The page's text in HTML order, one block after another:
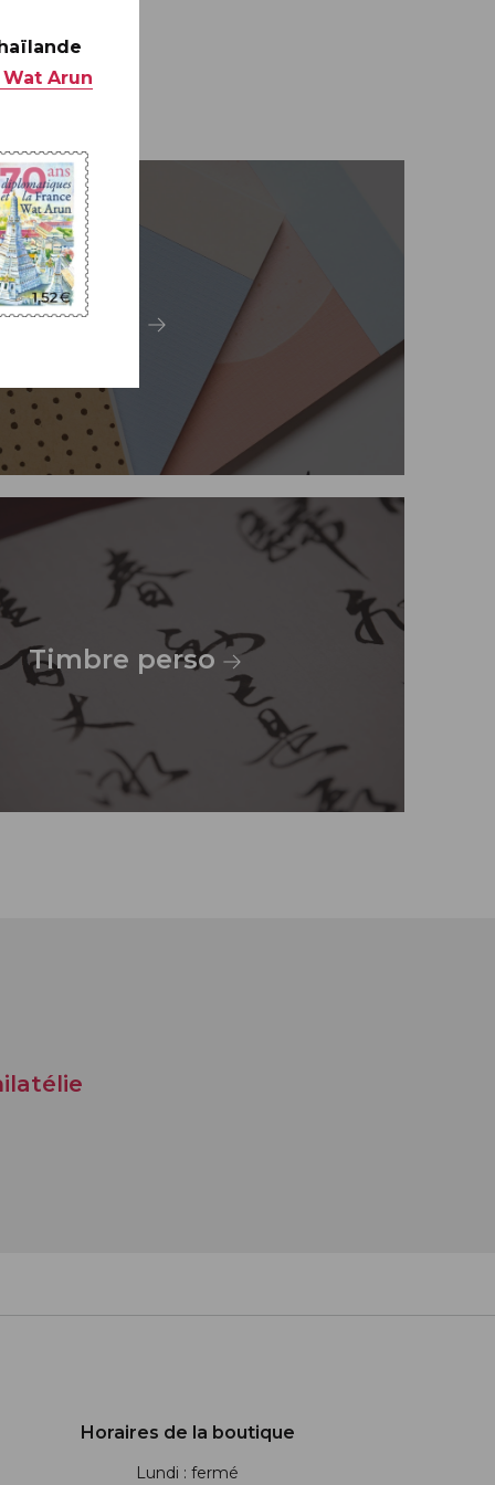
Carterie
Timbre perso
Horaires de la boutique
Lundi : fermé
Arun